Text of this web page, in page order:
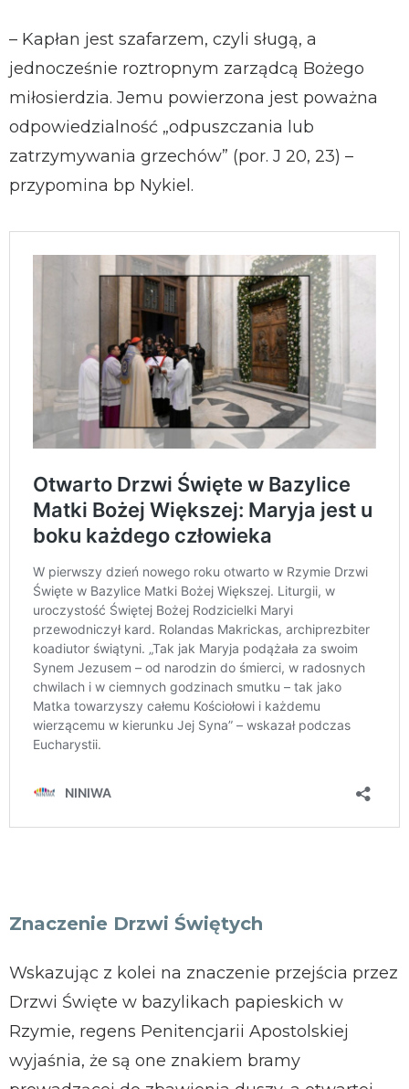
– Kapłan jest szafarzem, czyli sługą, a
jednocześnie roztropnym zarządcą Bożego
miłosierdzia. Jemu powierzona jest poważna
odpowiedzialność „odpuszczania lub
zatrzymywania grzechów” (por. J 20, 23) –
przypomina bp Nykiel.
Znaczenie Drzwi Świętych
Wskazując z kolei na znaczenie przejścia przez
Drzwi Święte w bazylikach papieskich w
Rzymie, regens Penitencjarii Apostolskiej
wyjaśnia, że są one znakiem bramy